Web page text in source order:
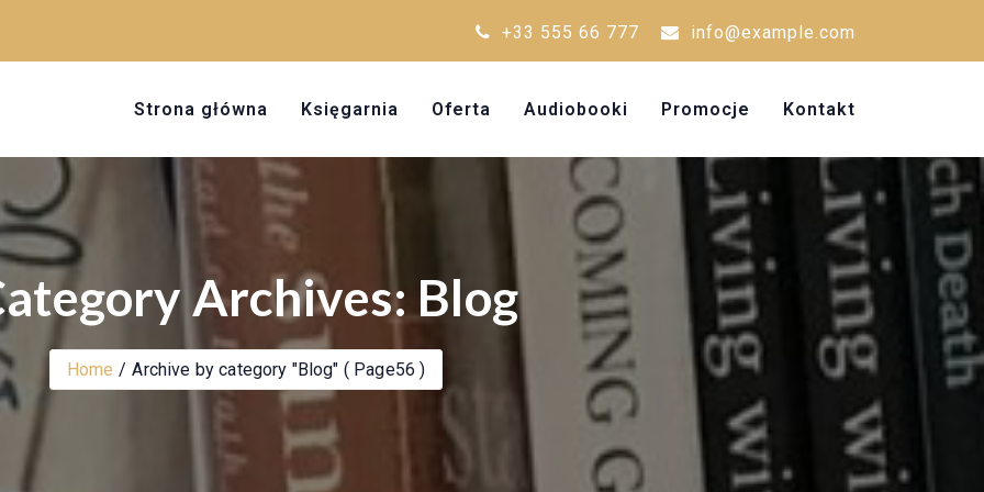
+33 555 66 777 info@example.com
Strona główna Księgarnia Oferta Audiobooki Promocje Kontakt
Archives: Blog
Home Archive by category "Blog" ( Page56 )